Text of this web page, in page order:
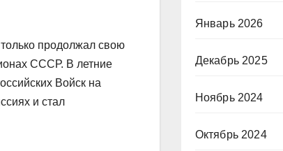
продолжал свою
СССР. В летние
Войск на
и стал
Январь 2026
Декабрь 2025
Ноябрь 2024
Октябрь 2024